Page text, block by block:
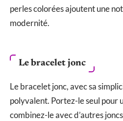
perles colorées ajoutent une
modernité.
Le bracelet jonc
Le bracelet jonc, avec sa
polyvalent. Portez-le seul pour
combinez-le avec d’autres